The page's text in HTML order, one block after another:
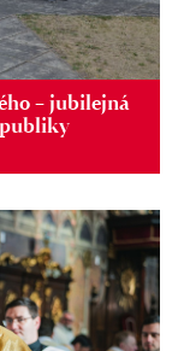
– jubilejná